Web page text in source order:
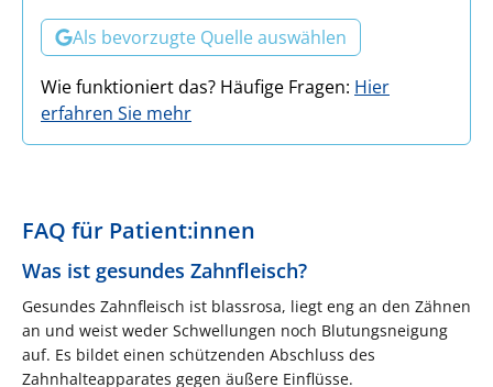
Als bevorzugte Quelle auswählen
Wie funktioniert das? Häufige Fragen: Hier
erfahren Sie mehr
FAQ für Patient:innen
Was ist gesundes Zahnfleisch?
Gesundes Zahnfleisch ist blassrosa, liegt eng an den Zähnen
an und weist weder Schwellungen noch Blutungsneigung
auf. Es bildet einen schützenden Abschluss des
Zahnhalteapparates gegen äußere Einflüsse.